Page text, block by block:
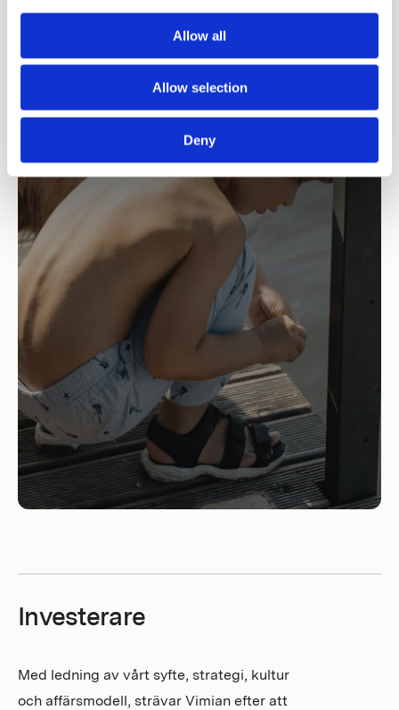
Allow all
Allow selection
Deny
Investerare
Med ledning av vårt syfte, strategi, kultur
och affärsmodell, strävar Vimian efter att